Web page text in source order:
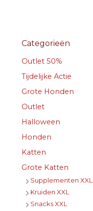
Categorieën
Outlet 50%
Tijdelijke Actie
Grote Honden
Outlet
Halloween
Honden
Katten
Grote Katten
Supplementen XXL
Kruiden XXL
Snacks XXL